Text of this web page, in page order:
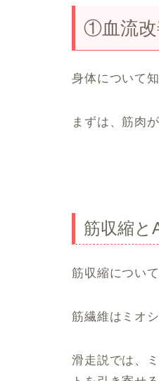
①血流改
身体について
まずは、筋肉
筋収縮と
筋収縮につい
筋繊維はミオ
滑走説では、